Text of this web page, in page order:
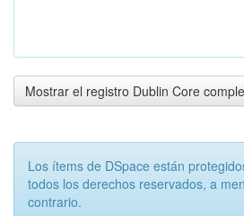
Mostrar el registro Dublin Core
Los ítems de DSpace están
todos los derechos reservados, a
contrario.